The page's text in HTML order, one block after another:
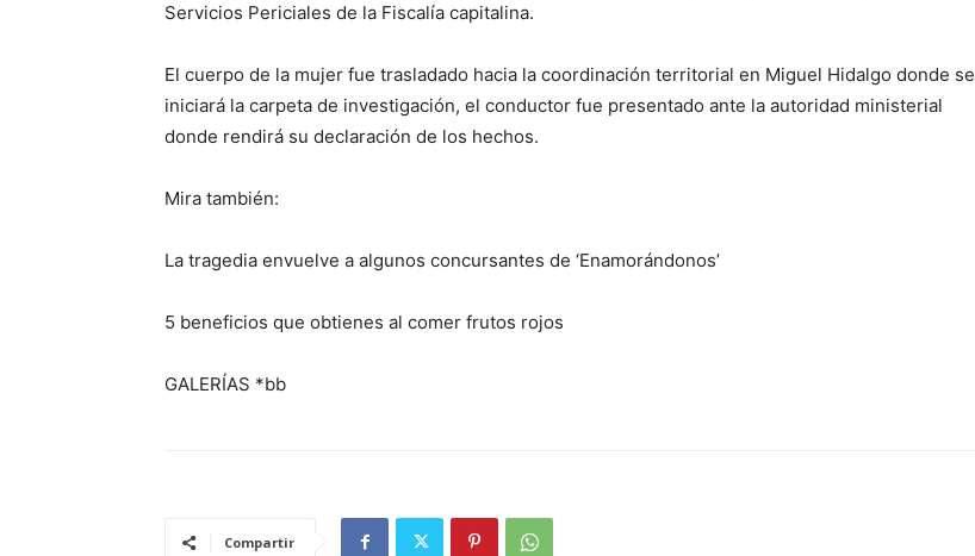
Servicios Periciales de la Fiscalía capitalina.
El cuerpo de la mujer fue trasladado hacia la coordinación territorial en Miguel Hidalgo donde se
iniciará la carpeta de investigación, el conductor fue presentado ante la autoridad ministerial
donde rendirá su declaración de los hechos.
Mira también:
La tragedia envuelve a algunos concursantes de ‘Enamorándonos’
5 beneficios que obtienes al comer frutos rojos
GALERÍAS *bb
Compartir